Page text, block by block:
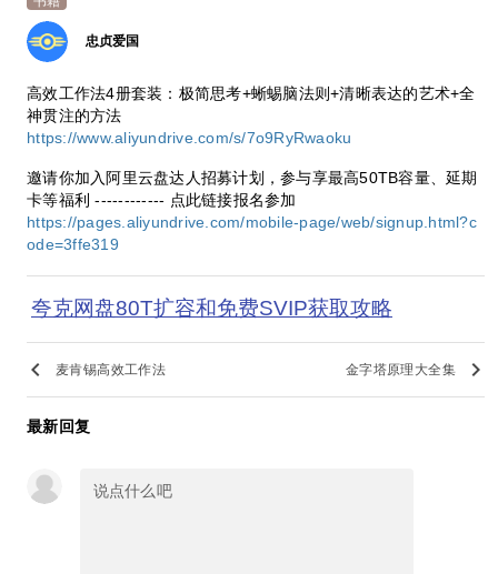
忠贞爱国
高效工作法4册套装：极简思考+蜥蜴脑法则+清晰表达的艺术+全
神贯注的方法
https://www.aliyundrive.com/s/7o9RyRwaoku
邀请你加入阿里云盘达人招募计划，参与享最高50TB容量、延期
卡等福利 ------------ 点此链接报名参加
https://pages.aliyundrive.com/mobile-page/web/signup.html?c
ode=3ffe319
夸克网盘80T扩容和免费SVIP获取攻略
keyboard_arrow_left 麦肯锡高效工作法 金字塔原理大全集 keyboard_arrow_right
最新回复